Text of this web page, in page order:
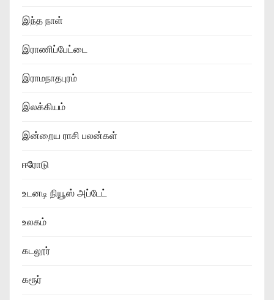
இந்த நாள்
இராணிப்பேட்டை
இராமநாதபுரம்
இலக்கியம்
இன்றைய ராசி பலன்கள்
ஈரோடு
உடனடி நியூஸ் அப்டேட்
உலகம்
கடலூர்
கரூர்